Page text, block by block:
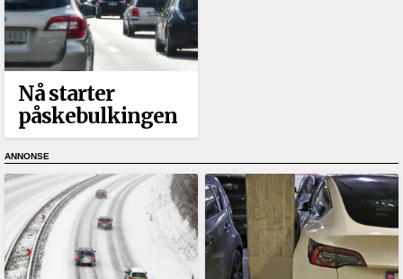
Nå starter
påskebulkingen